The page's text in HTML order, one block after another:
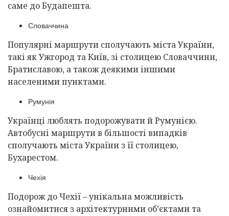
саме до Будапешта.
Словаччина
Популярні маршрути сполучають міста України,
такі як Ужгород та Київ, зі столицею Словаччини,
Братиславою, а також деякими іншими
населеними пунктами.
Румунія
Українці люблять подорожувати й Румунією.
Автобусні маршрути в більшості випадків
сполучають міста України з її столицею,
Бухарестом.
Чехія
Подорож до Чехії – унікальна можливість
ознайомитися з архітектурними об’єктами та